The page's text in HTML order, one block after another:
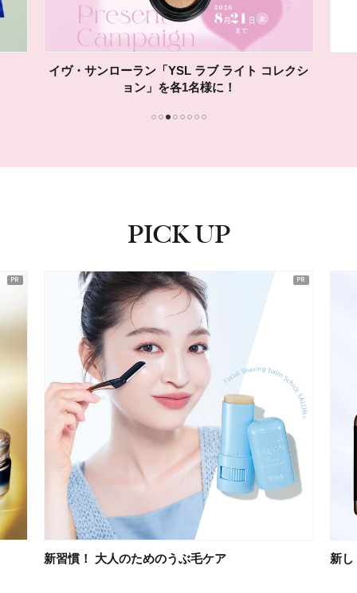
イヴ・サンローラン「YSL ラブ ライト コレクシ
ョン」を各1名様に！
PICK UP
新習慣！ 大人のためのうぶ毛ケア 新